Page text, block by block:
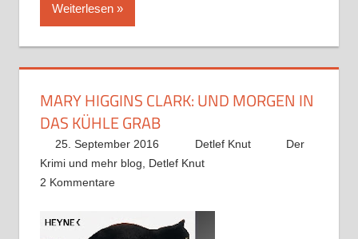
Weiterlesen
MARY HIGGINS CLARK: UND MORGEN IN
DAS KÜHLE GRAB
25. September 2016 Detlef Knut
Der
Krimi und mehr blog, Detlef Knut
2 Kommentare